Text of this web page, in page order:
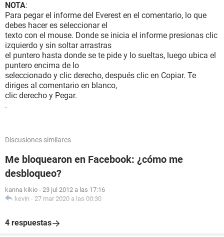
NOTA:
Para pegar el informe del Everest en el comentario, lo que
debes hacer es seleccionar el
texto con el mouse. Donde se inicia el informe presionas clic
izquierdo y sin soltar arrastras
el puntero hasta donde se te pide y lo sueltas, luego ubica el
puntero encima de lo
seleccionado y clic derecho, después clic en Copiar. Te
diriges al comentario en blanco,
clic derecho y Pegar.
.
Discusiones similares
Me bloquearon en Facebook: ¿cómo me
desbloqueo?
kanna kikio - 23 jul 2012 a las 17:16
kevin - 27 mar 2020 a las 00:30
4 respuestas